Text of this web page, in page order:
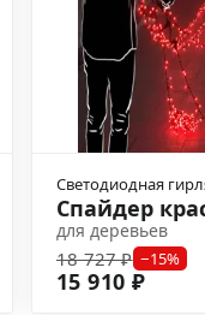
Светодиодная
Спайдер
для деревьев
18 727 ₽ −15%
15 910 ₽